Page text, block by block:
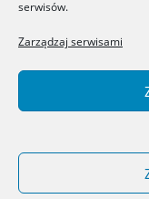
serwisów.
Zarządzaj serwisami
recenzje i
Theme: ColorMag